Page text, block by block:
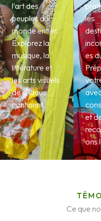
l'art des
peuples du
monde entier.
Explorez la
musique, la
littérature et
les arts visuels
de chaque
continent.
les
es
et
ons
Ce que